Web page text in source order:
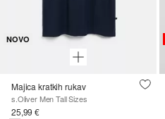
NOVO
Majica kratkih rukav
s.Oliver Men Tall Sizes
25,99 €